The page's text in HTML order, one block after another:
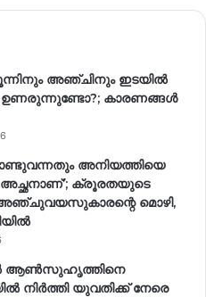
അഞ്ചിനും ഇടയിൽ
ഉണരുന്നുണ്ടോ?; കാരണങ്ങള്‍
അനിയത്തിയെ
ക്രൂരതയുടെ
അഞ്ചുവയസുകാരന്റെ മൊഴി,
ആൺസുഹൃത്തിനെ
നിർത്തി യുവതിക്ക് നേരെ